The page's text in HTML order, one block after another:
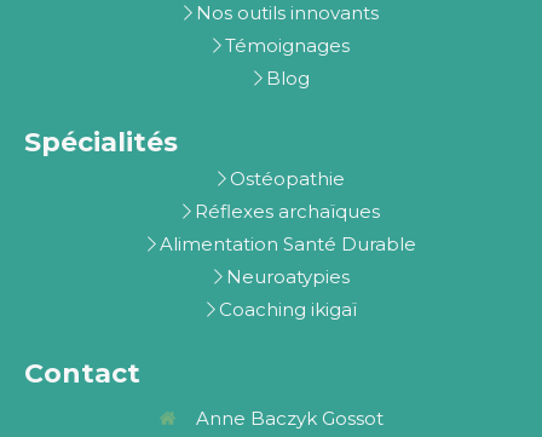
Nos outils innovants
Témoignages
Blog
Spécialités
Ostéopathie
Réflexes archaïques
Alimentation Santé Durable
Neuroatypies
Coaching ikigaï
Contact
Anne Baczyk Gossot